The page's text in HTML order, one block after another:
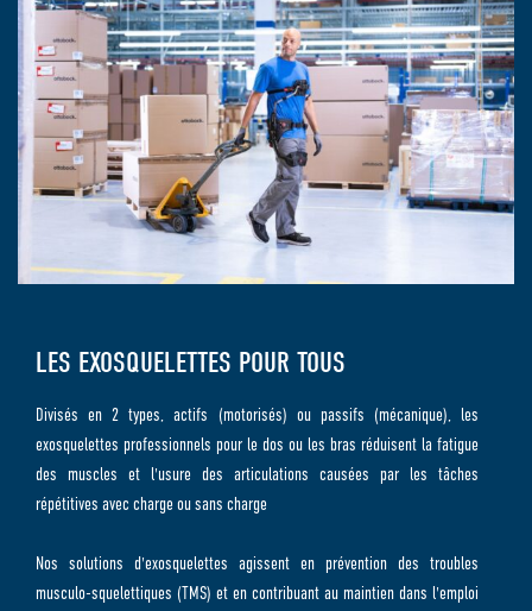
LES EXOSQUELETTES POUR TOUS
Divisés en 2 types, actifs (motorisés) ou passifs (mécanique), les
exosquelettes professionnels pour le dos ou les bras réduisent la fatigue
des muscles et l'usure des articulations causées par les tâches
répétitives avec charge ou sans charge
Nos solutions d'exosquelettes agissent en prévention des troubles
musculo-squelettiques (TMS) et en contribuant au maintien dans l'emploi